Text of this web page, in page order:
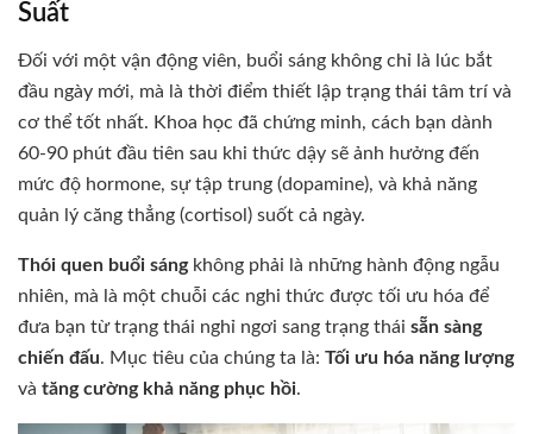
Suất
Đối với một vận động viên, buổi sáng không chỉ là lúc bắt
đầu ngày mới, mà là thời điểm thiết lập trạng thái tâm trí và
cơ thể tốt nhất. Khoa học đã chứng minh, cách bạn dành
60-90 phút đầu tiên sau khi thức dậy sẽ ảnh hưởng đến
mức độ hormone, sự tập trung (dopamine), và khả năng
quản lý căng thẳng (cortisol) suốt cả ngày.
Thói quen buổi sángkhông phải là những hành động ngẫu
nhiên, mà là một chuỗi các nghi thức được tối ưu hóa để
đưa bạn từ trạng thái nghỉ ngơi sang trạng thái sẵn sàng
chiến đấu. Mục tiêu của chúng ta là: Tối ưu hóa năng lượng
và tăng cường khả năng phục hồi.